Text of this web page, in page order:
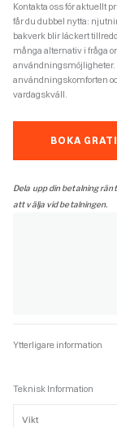
Kontakta oss för aktuellt
får du dubbel nytta:
bakverk blir läckert
många alternativ i fråga
användningskomforten
vardagskväll.
BOKA
Dela upp din betalning
att välja vid betalningen.
Ytterligare information
Teknisk Information
Vikt